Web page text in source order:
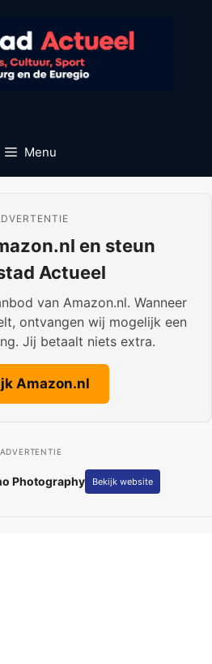
Menu
en steun
Actueel
van Amazon.nl. Wanneer
ontvangen wij mogelijk een
Jij betaalt niets extra.
Amazon.nl
ADVERTENTIE
Photography Bekijk website